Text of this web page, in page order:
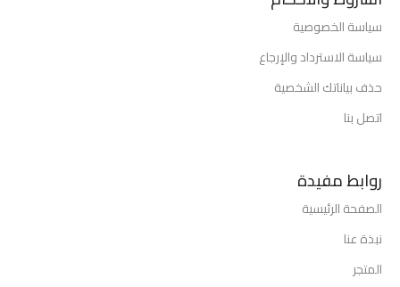
سياسة الخصوصية
سياسة الاسترداد والإرجاع
حذف بياناتك الشخصية
اتصل بنا
روابط مفيدة
الصفحة الرئيسية
نبذة عنا
المتجر